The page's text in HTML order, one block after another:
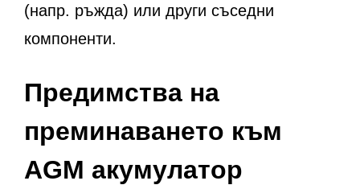
(напр. ръжда) или други съседни
компоненти.
Предимства на
преминаването към
AGM акумулатор